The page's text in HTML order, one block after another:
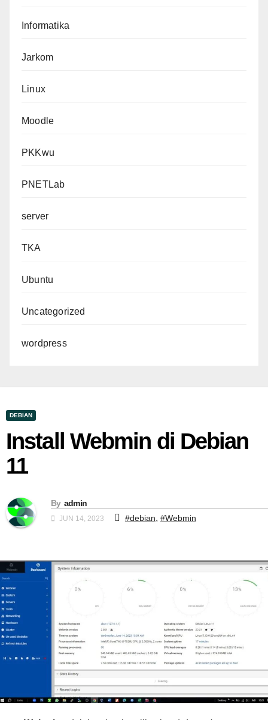
Informatika
Jarkom
Linux
Moodle
PKKwu
PNETLab
server
TKA
Ubuntu
Uncategorized
wordpress
DEBIAN
Install Webmin di Debian
11
By admin
JUN 14, 2023 #debian, #Webmin